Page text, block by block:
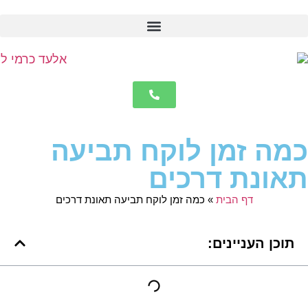
כמה זמן לוקח תביעה
תאונת דרכים
דף הבית » כמה זמן לוקח תביעה תאונת דרכים
תוכן העניינים: